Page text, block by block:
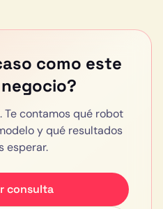
como este
Te contamos qué robot
y qué resultados
esperar.
consulta